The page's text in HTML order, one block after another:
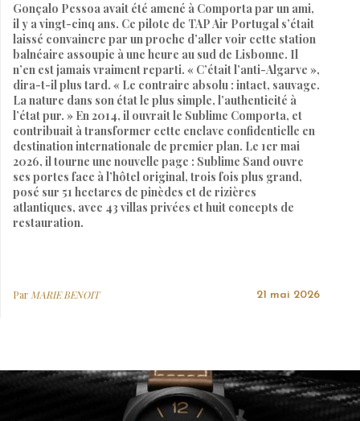
Gonçalo Pessoa avait été amené à Comporta par un ami,
il y a vingt-cinq ans. Ce pilote de TAP Air Portugal s’était
laissé convaincre par un proche d’aller voir cette station
balnéaire assoupie à une heure au sud de Lisbonne. Il
n’en est jamais vraiment reparti. « C’était l’anti-Algarve »,
dira-t-il plus tard. « Le contraire absolu : intact, sauvage.
La nature dans son état le plus simple, l’authenticité à
l’état pur. » En 2014, il ouvrait le Sublime Comporta, et
contribuait à transformer cette enclave confidentielle en
destination internationale de premier plan. Le 1er mai
2026, il tourne une nouvelle page : Sublime Sand ouvre
ses portes face à l’hôtel original, trois fois plus grand,
posé sur 51 hectares de pinèdes et de rizières
atlantiques, avec 43 villas privées et huit concepts de
restauration.
Par MARIE BENOIT 21 mai 2026